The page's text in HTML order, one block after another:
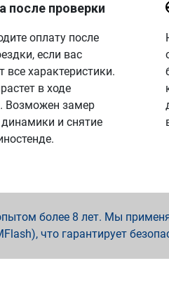
после проверки
оплату после
если вас
все характеристики.
в ходе
Возможен замер
и снятие
более 8 лет. Мы
что гарантирует